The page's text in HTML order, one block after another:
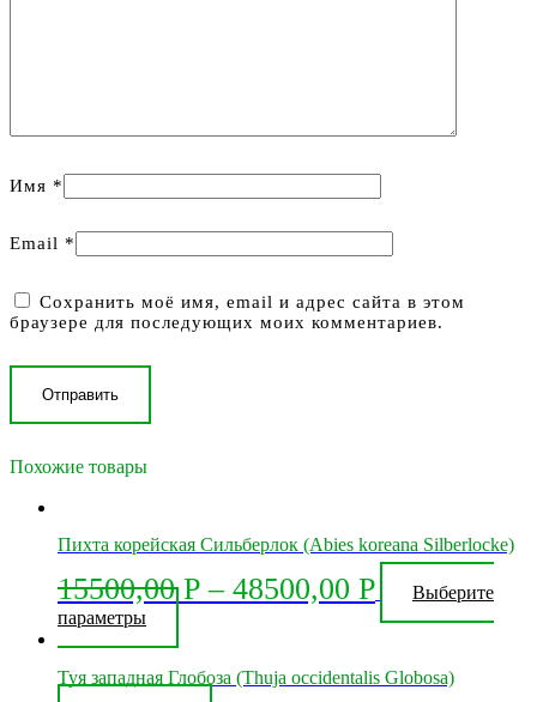
Имя *
Email *
Сохранить моё имя, email и адрес сайта в этом
браузере для последующих моих комментариев.
Похожие товары
Пихта корейская Сильберлок (Abies koreana Silberlocke)
15500,00Р – 48500,00 Р
Выберите
параметры
несколько
Туя западная Глобоза (Thuja occidentalis Globosa)